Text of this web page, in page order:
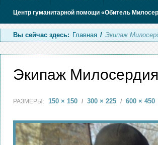
Центр гуманитарной помощи «Обитель
Вы сейчас здесь: Главная / Экипаж
Экипаж
РАЗМЕРЫ: 150 × 150 / 300 × 225 / 600 × 450